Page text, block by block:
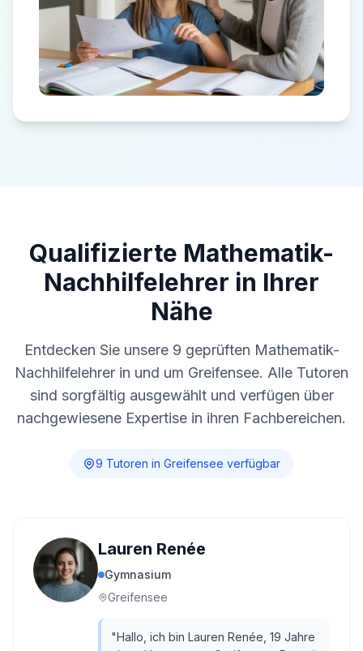
Qualifizierte Mathematik-
Nachhilfelehrer in Ihrer
Nähe
Entdecken Sie unsere 9 geprüften Mathematik-
Nachhilfelehrer in und um Greifensee. Alle Tutoren
sind sorgfältig ausgewählt und verfügen über
nachgewiesene Expertise in ihren Fachbereichen.
9 Tutoren in Greifensee verfügbar
Lauren Renée
Gymnasium
Greifensee
"Hallo, ich bin Lauren Renée, 19 Jahre